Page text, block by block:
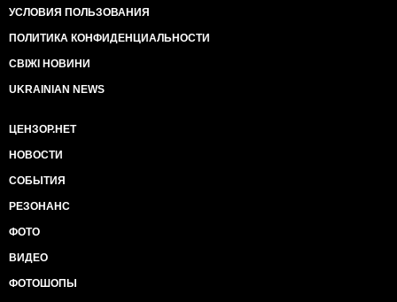
УСЛОВИЯ ПОЛЬЗОВАНИЯ
ПОЛИТИКА КОНФИДЕНЦИАЛЬНОСТИ
СВІЖІ НОВИНИ
UKRAINIAN NEWS
ЦЕНЗОР.НЕТ
НОВОСТИ
СОБЫТИЯ
РЕЗОНАНС
ФОТО
ВИДЕО
ФОТОШОПЫ